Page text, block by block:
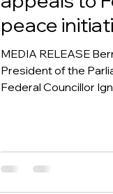
peace
reality
MEDIA RELEASE
President of the
Federal Councillor
letter of February 2,
recalls that almost a